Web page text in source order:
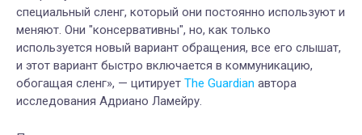
специальный сленг, который они постоянно используют и
меняют. Они "консервативны", но, как только
используется новый вариант обращения, все его слышат,
и этот вариант быстро включается в коммуникацию,
обогащая сленг», — цитирует The Guardian автора
исследования Адриано Ламейру.